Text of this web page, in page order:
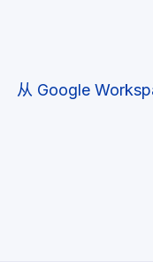
从 Google